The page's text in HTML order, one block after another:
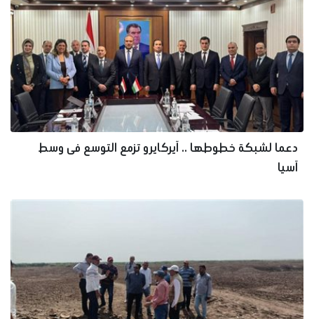
دعما لشبكة خطوطها .. آيركايرو تزمع التوسع فى وسط
آسيا